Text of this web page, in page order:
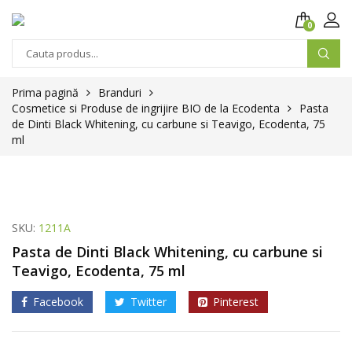
0
Products
Prima pagină
Branduri
Cosmetice si Produse de ingrijire BIO de la Ecodenta
Pasta
de Dinti Black Whitening, cu carbune si Teavigo, Ecodenta, 75
ml
SKU: 1211A
Pasta de Dinti Black Whitening, cu carbune si
Teavigo, Ecodenta, 75 ml
Facebook Twitter Pinterest